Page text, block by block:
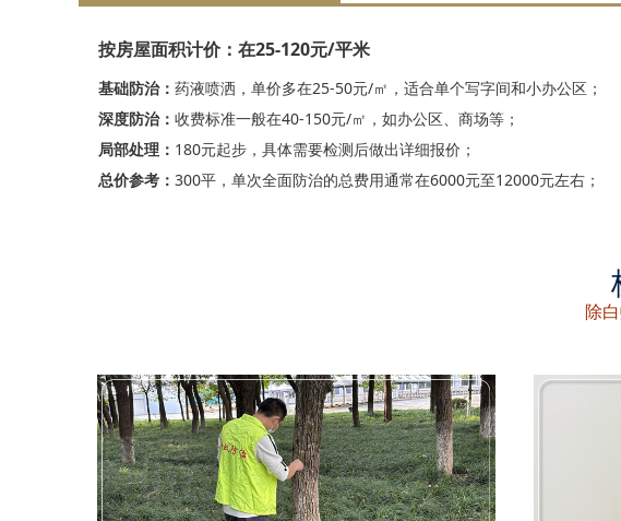
按房屋面积计价：在25-120元/平米
基础防治： 药液喷洒，单价多在25-50元/㎡，适合单个写字间和小办公区；
深度防治： 收费标准一般在40-150元/㎡，如办公区、商场等；
局部处理： 180元起步，具体需要检测后做出详细报价；
总价参考： 300平，单次全面防治的总费用通常在6000元至12000元左右；
除